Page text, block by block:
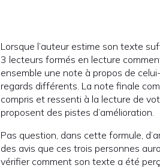
Lorsque l’auteur estime son texte
3 lecteurs formés en lecture
ensemble une note à propos de
regards différents. La note finale
compris et ressenti à la lecture de
proposent des pistes d’amélioration.
Pas question, dans cette formule,
des avis que ces trois personnes
vérifier comment son texte a été